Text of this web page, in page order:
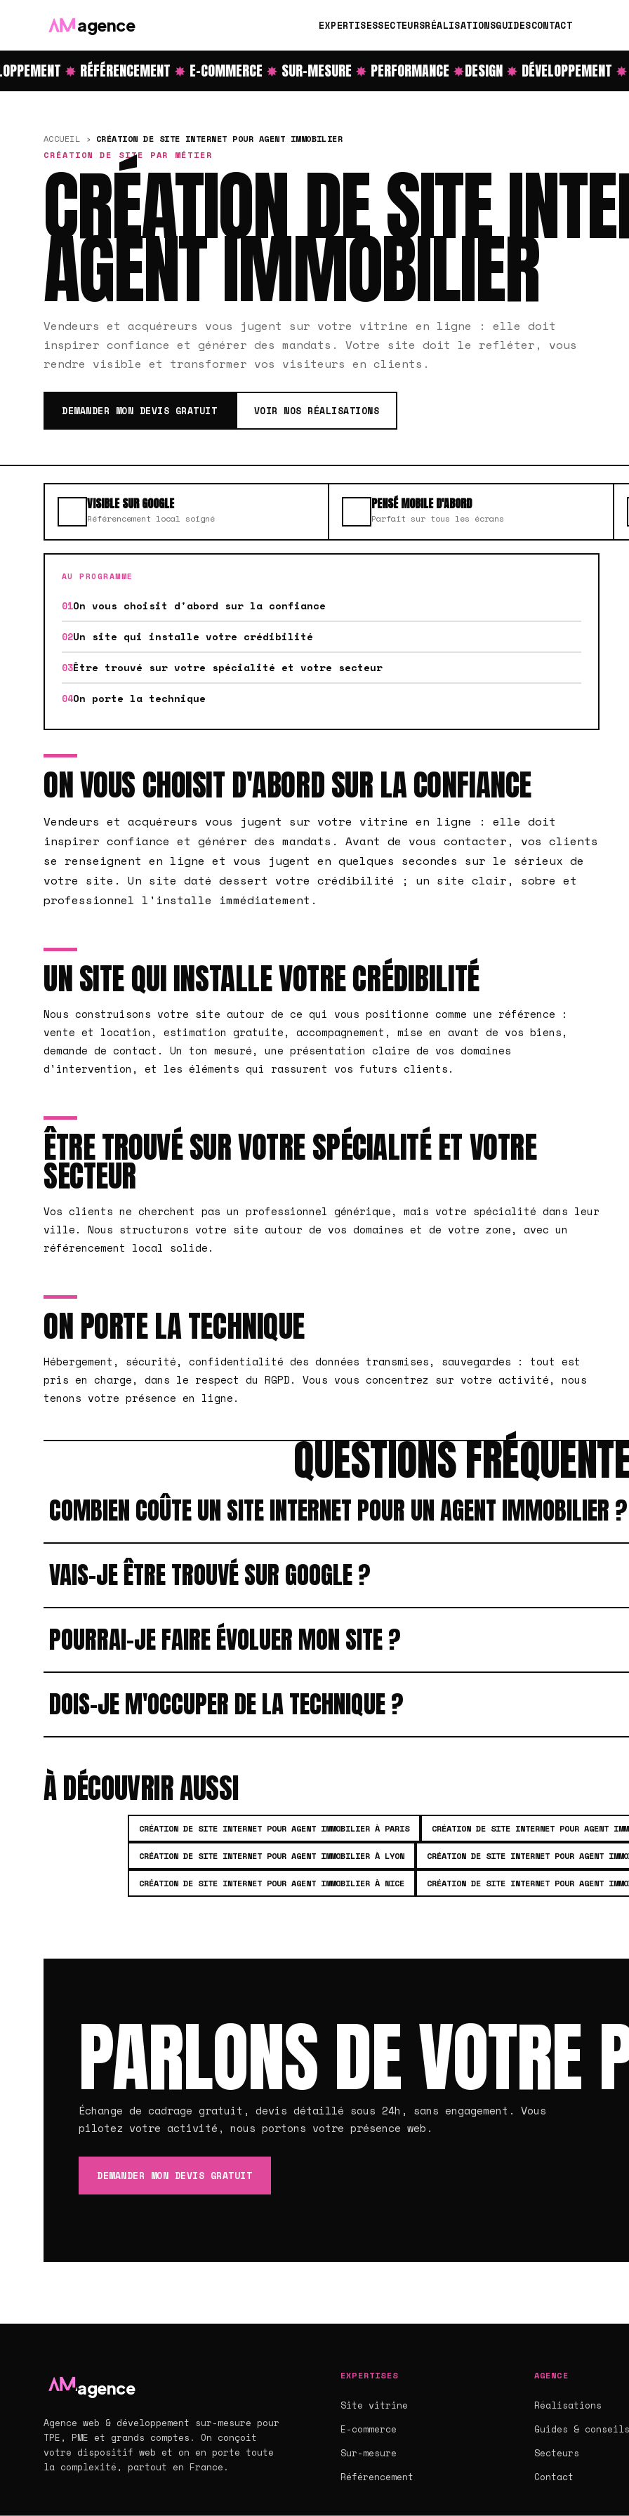
agence EXPERTISESSECTEURSRÉALISATIONSGUIDESCONTACT
✸ RÉFÉRENCEMENT✸ E-COMMERCE✸ SUR-MESURE✸ PERFORMANCE✸ DESIGN✸DÉVELOPPEMENT✸
ACCUEIL › CRÉATION DE SITE INTERNET POUR AGENT IMMOBILIER
CRÉATION DE SITE PAR MÉTIER
CRÉATION DE SITE
AGENT IMMOBILIER
Vendeurs et acquéreurs vous jugent sur votre vitrine en ligne : elle doit
inspirer confiance et générer des mandats. Votre site doit le refléter, vous
rendre visible et transformer vos visiteurs en clients.
DEMANDER MON DEVIS GRATUIT VOIR NOS RÉALISATIONS
VISIBLE SUR GOOGLE
Référencement local soigné
PENSÉ MOBILE D'ABORD
Parfait sur tous les écrans
AU PROGRAMME
On vous choisit d'abord sur la confiance
Un site qui installe votre crédibilité
Être trouvé sur votre spécialité et votre secteur
On porte la technique
ON VOUS CHOISIT D'ABORD SUR LA CONFIANCE
Vendeurs et acquéreurs vous jugent sur votre vitrine en ligne : elle doit
inspirer confiance et générer des mandats. Avant de vous contacter, vos clients
se renseignent en ligne et vous jugent en quelques secondes sur le sérieux de
votre site. Un site daté dessert votre crédibilité ; un site clair, sobre et
professionnel l'installe immédiatement.
UN SITE QUI INSTALLE VOTRE CRÉDIBILITÉ
Nous construisons votre site autour de ce qui vous positionne comme une référence :
vente et location, estimation gratuite, accompagnement, mise en avant de vos biens,
demande de contact. Un ton mesuré, une présentation claire de vos domaines
d'intervention, et les éléments qui rassurent vos futurs clients.
ÊTRE TROUVÉ SUR VOTRE SPÉCIALITÉ ET VOTRE
SECTEUR
Vos clients ne cherchent pas un professionnel générique, mais votre spécialité dans leur
ville. Nous structurons votre site autour de vos domaines et de votre zone, avec un
référencement local solide.
ON PORTE LA TECHNIQUE
Hébergement, sécurité, confidentialité des données transmises, sauvegardes : tout est
pris en charge, dans le respect du RGPD. Vous vous concentrez sur votre activité, nous
tenons votre présence en ligne.
QUESTIONS
COMBIEN COÛTE UN SITE INTERNET POUR UN AGENT IMMOBILIER ?
VAIS-JE ÊTRE TROUVÉ SUR GOOGLE ?
POURRAI-JE FAIRE ÉVOLUER MON SITE ?
DOIS-JE M'OCCUPER DE LA TECHNIQUE ?
À DÉCOUVRIR AUSSI
CRÉATION DE SITE INTERNET POUR AGENT IMMOBILIER À PARIS CRÉATION DE SITE INTERNET POUR AGENT
CRÉATION DE SITE INTERNET POUR AGENT IMMOBILIER À LYON CRÉATION DE SITE INTERNET POUR AGENT
CRÉATION DE SITE INTERNET POUR AGENT IMMOBILIER À NICE CRÉATION DE SITE INTERNET POUR AGENT
PARLONS DE VOTRE
Échange de cadrage gratuit, devis détaillé sous 24h, sans engagement. Vous
pilotez votre activité, nous portons votre présence web.
DEMANDER MON DEVIS GRATUIT
agence
Agence web & développement sur-mesure pour
TPE, PME et grands comptes. On conçoit
votre dispositif web et on en porte toute
la complexité, partout en France.
EXPERTISES
Site vitrine
E-commerce
Sur-mesure
Référencement
AGENCE
Réalisations
Guides & conseils
Secteurs
Contact